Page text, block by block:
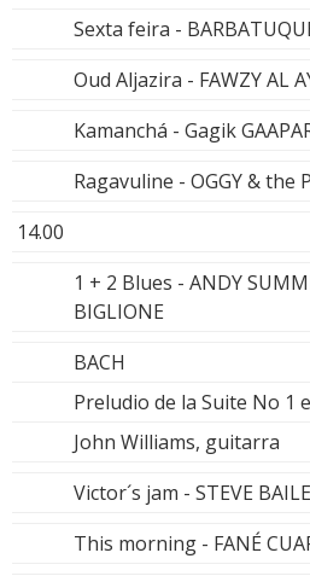
Sexta feira -
Oud Aljazira - FAWZY AL
Kamanchá - Gagik
Ragavuline - OGGY & the
14.00
1 + 2 Blues - ANDY
BIGLIONE
BACH
Preludio de la Suite No 1
John Williams, guitarra
Victor´s jam - STEVE
This morning - FANÉ